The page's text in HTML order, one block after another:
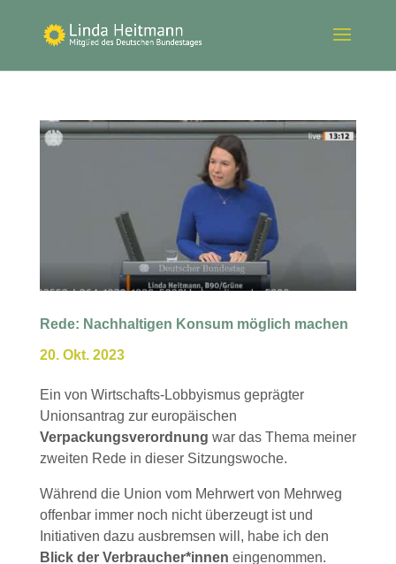
Rede: Nachhaltigen Konsum möglich machen
20. Okt. 2023
Ein von Wirtschafts-Lobbyismus geprägter
Unionsantrag zur europäischen
Verpackungsverordnung war das Thema meiner
zweiten Rede in dieser Sitzungswoche.
Während die Union vom Mehrwert von Mehrweg
offenbar immer noch nicht überzeugt ist und
Initiativen dazu ausbremsen will, habe ich den
Blick der Verbraucher*innen eingenommen.